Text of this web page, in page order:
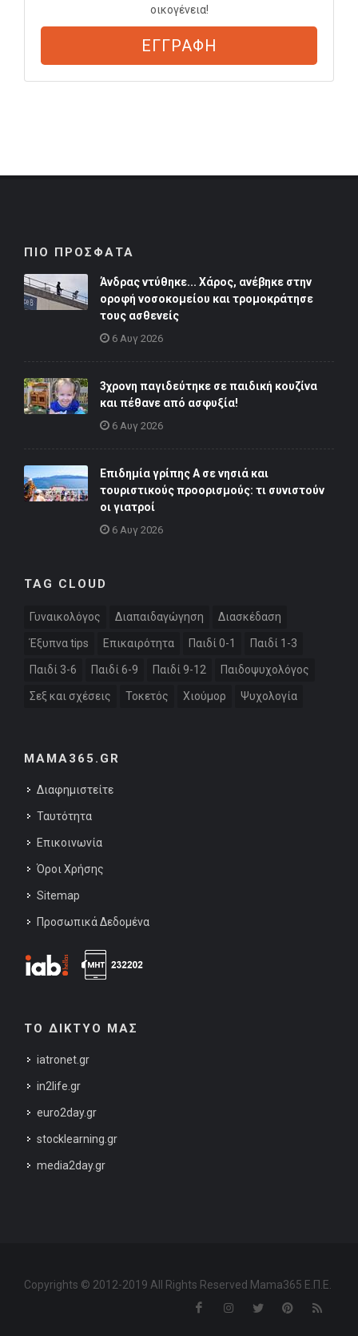
οικογένεια!
ΕΓΓΡΑΦΗ
ΠΙΟ ΠΡΟΣΦΑΤΑ
Άνδρας ντύθηκε... Χάρος, ανέβηκε στην
οροφή νοσοκομείου και τρομοκράτησε
τους ασθενείς
6 Αυγ 2026
3χρονη παγιδεύτηκε σε παιδική κουζίνα
και πέθανε από ασφυξία!
6 Αυγ 2026
Επιδημία γρίπης Α σε νησιά και
τουριστικούς προορισμούς: τι συνιστούν
οι γιατροί
6 Αυγ 2026
TAG CLOUD
Γυναικολόγος Διαπαιδαγώγηση Διασκέδαση
Έξυπνα tips Επικαιρότητα Παιδί 0-1 Παιδί 1-3
Παιδί 3-6 Παιδί 6-9 Παιδί 9-12 Παιδοψυχολόγος
Σεξ και σχέσεις Τοκετός Χιούμορ Ψυχολογία
MAMA365.GR
Διαφημιστείτε
Ταυτότητα
Επικοινωνία
Όροι Χρήσης
Sitemap
Προσωπικά Δεδομένα
ΤΟ ΔΙΚΤΥΟ ΜΑΣ
iatronet.gr
in2life.gr
euro2day.gr
stocklearning.gr
media2day.gr
Copyrights © 2012-2019 All Rights Reserved Mama365 Ε.Π.Ε.